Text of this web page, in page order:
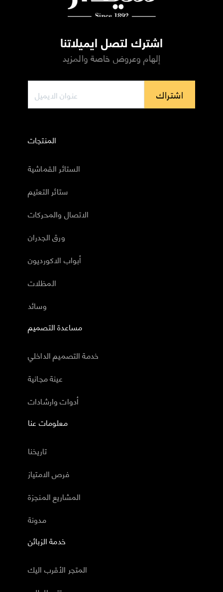
اشترك لتصل ايميلاتنا
إلهام وعروض خاصة والمزيد
اشتراك
المنتجات
الستائر القماشية
ستائر التعتيم
الاتصال والمحركات
ورق الجدران
أبواب الاكورديون
المظلات
وسائد
مساعدة التصميم
خدمة التصميم الداخلي
عينة مجانية
أدوات وارشادات
معلومات عنا
تاريخنا
فرص الامتياز
المشاريع المنجزة
مدونة
خدمة الزبائن
المتجر الأقرب اليك